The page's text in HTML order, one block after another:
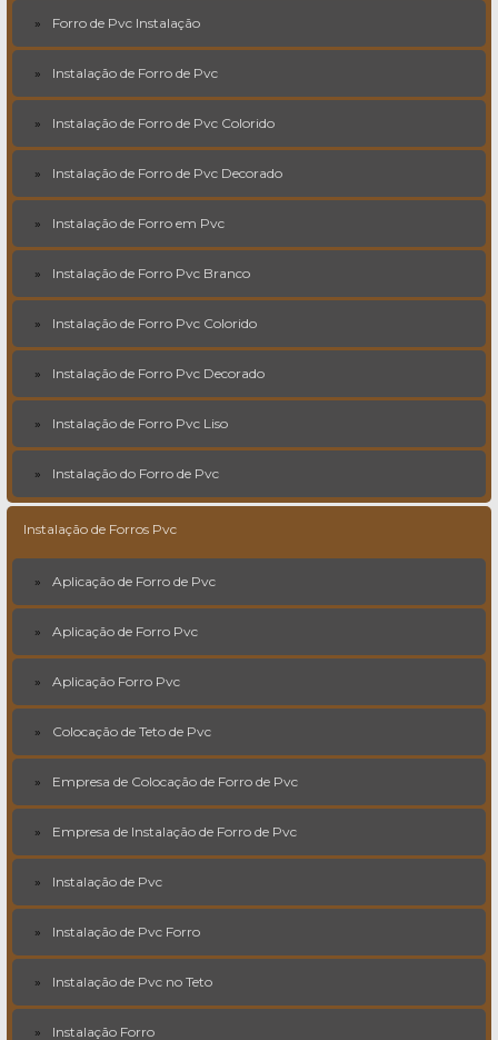
Forro de Pvc Instalação
Instalação de Forro de Pvc
Instalação de Forro de Pvc Colorido
Instalação de Forro de Pvc Decorado
Instalação de Forro em Pvc
Instalação de Forro Pvc Branco
Instalação de Forro Pvc Colorido
Instalação de Forro Pvc Decorado
Instalação de Forro Pvc Liso
Instalação do Forro de Pvc
Instalação de Forros Pvc
Aplicação de Forro de Pvc
Aplicação de Forro Pvc
Aplicação Forro Pvc
Colocação de Teto de Pvc
Empresa de Colocação de Forro de Pvc
Empresa de Instalação de Forro de Pvc
Instalação de Pvc
Instalação de Pvc Forro
Instalação de Pvc no Teto
Instalação Forro